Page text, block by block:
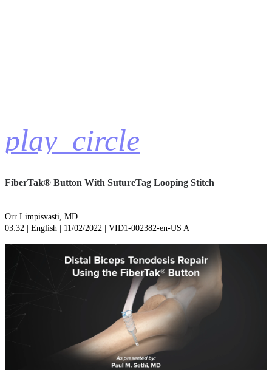
play_circle
FiberTak® Button With SutureTag Looping Stitch
Orr Limpisvasti, MD
03:32 | English | 11/02/2022 | VID1-002382-en-US A